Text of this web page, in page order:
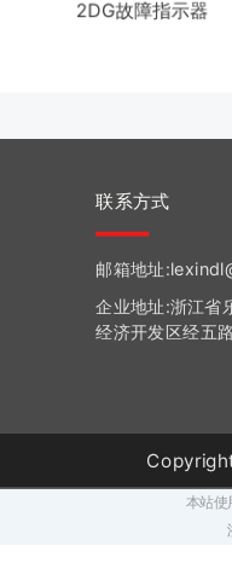
2DG故障指示器
邮箱地址
企业地址:浙江省
经济开发区经五
联系方式
本站使